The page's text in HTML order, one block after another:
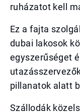
ruházatot kell
Ez a fajta
dubai lakosok
egyszerűséget
pillanatok alatt
Szállodák